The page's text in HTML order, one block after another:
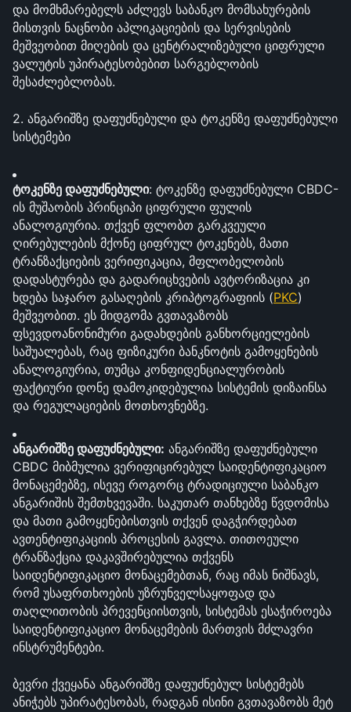
და მომხმარებელს აძლევს საბანკო მომსახურების
მისთვის ნაცნობი აპლიკაციების და სერვისების
მეშვეობით მიღების და ცენტრალიზებული ციფრული
ვალუტის უპირატესობებით სარგებლობის
შესაძლებლობას.
2. ანგარიშზე დაფუძნებული და ტოკენზე დაფუძნებული
სისტემები
ტოკენზე დაფუძნებული: ტოკენზე დაფუძნებული CBDC-
ის მუშაობის პრინციპი ციფრული ფულის
ანალოგიურია. თქვენ ფლობთ გარკვეული
ღირებულების მქონე ციფრულ ტოკენებს, მათი
ტრანზაქციების ვერიფიკაცია, მფლობელობის
დადასტურება და გადარიცხვების ავტორიზაცია კი
ხდება საჯარო გასაღების კრიპტოგრაფიის (PKC)
მეშვეობით. ეს მიდგომა გვთავაზობს
ფსევდოანონიმური გადახდების განხორციელების
საშუალებას, რაც ფიზიკური ბანკნოტის გამოყენების
ანალოგიურია, თუმცა კონფიდენციალურობის
ფაქტიური დონე დამოკიდებულია სისტემის დიზაინსა
და რეგულაციების მოთხოვნებზე.
ანგარიშზე დაფუძნებული: ანგარიშზე დაფუძნებული
CBDC მიბმულია ვერიფიცირებულ საიდენტიფიკაციო
მონაცემებზე, ისევე როგორც ტრადიციული საბანკო
ანგარიშის შემთხვევაში. საკუთარ თანხებზე წვდომისა
და მათი გამოყენებისთვის თქვენ დაგჭირდებათ
ავთენტიფიკაციის პროცესის გავლა. თითოეული
ტრანზაქცია დაკავშირებულია თქვენს
საიდენტიფიკაციო მონაცემებთან, რაც იმას ნიშნავს,
რომ უსაფრთხოების უზრუნველსაყოფად და
თაღლითობის პრევენციისთვის, სისტემას ესაჭიროება
საიდენტიფიკაციო მონაცემების მართვის მძლავრი
ინსტრუმენტები.
ბევრი ქვეყანა ანგარიშზე დაფუძნებულ სისტემებს
ანიჭებს უპირატესობას, რადგან ისინი გვთავაზობს მეტ